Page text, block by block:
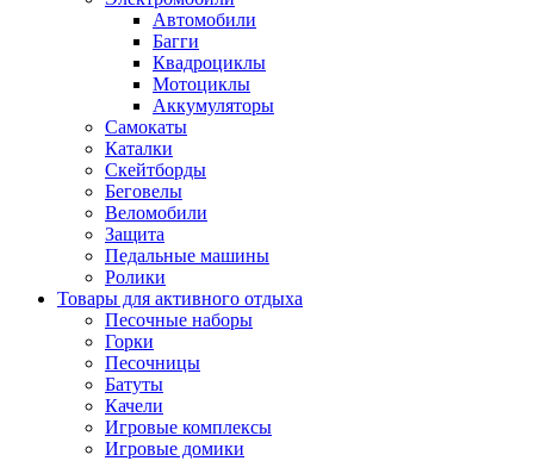
Автомобили
Багги
Квадроциклы
Мотоциклы
Аккумуляторы
Самокаты
Каталки
Скейтборды
Беговелы
Веломобили
Защита
Педальные машины
Ролики
Товары для активного отдыха
Песочные наборы
Горки
Песочницы
Батуты
Качели
Игровые комплексы
Игровые домики